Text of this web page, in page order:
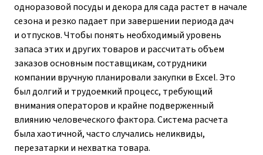
одноразовой посуды и декора для сада растет в начале
сезона и резко падает при завершении периода дач
и отпусков. Чтобы понять необходимый уровень
запаса этих и других товаров и рассчитать объем
заказов основным поставщикам, сотрудники
компании вручную планировали закупки в Excel. Это
был долгий и трудоемкий процесс, требующий
внимания операторов и крайне подверженный
влиянию человеческого фактора. Система расчета
была хаотичной, часто случались неликвиды,
перезатарки и нехватка товара.